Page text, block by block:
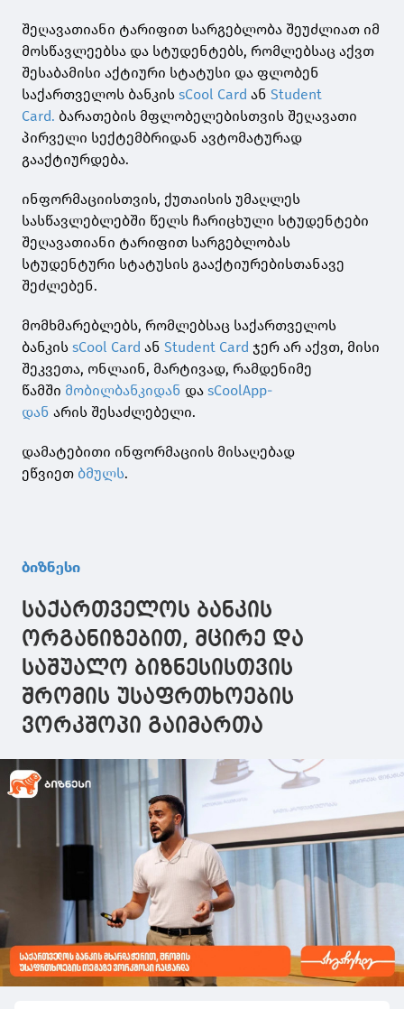
შეღავათიანი ტარიფით სარგებლობა შეუძლიათ იმ
მოსწავლეებსა და სტუდენტებს, რომლებსაც აქვთ
შესაბამისი აქტიური სტატუსი და ფლობენ
საქართველოს ბანკის sCool Card ან Student
Card. ბარათების მფლობელებისთვის შეღავათი
პირველი სექტემბრიდან ავტომატურად
გააქტიურდება.
ინფორმაციისთვის, ქუთაისის უმაღლეს
სასწავლებლებში წელს ჩარიცხული სტუდენტები
შეღავათიანი ტარიფით სარგებლობას
სტუდენტური სტატუსის გააქტიურებისთანავე
შეძლებენ.
მომხმარებლებს, რომლებსაც საქართველოს
ბანკის sCool Card ან Student Card ჯერ არ აქვთ, მისი
შეკვეთა, ონლაინ, მარტივად, რამდენიმე
წამში მობილბანკიდან და sCoolApp-
დან არის შესაძლებელი.
დამატებითი ინფორმაციის მისაღებად
ეწვიეთ ბმულს.
ბიზნესი
საქართველოს ბანკის
ორგანიზებით, მცირე და
საშუალო ბიზნესისთვის
შრომის უსაფრთხოების
ვორკშოპი გაიმართა